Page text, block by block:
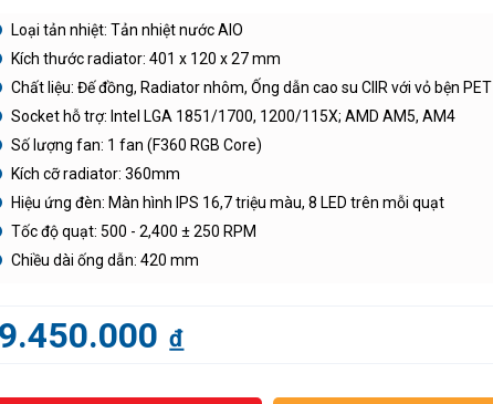
Loại tản nhiệt: Tản nhiệt nước AIO
Kích thước radiator: 401 x 120 x 27 mm
Chất liệu: Đế đồng, Radiator nhôm, Ống dẫn cao su CIIR với vỏ bện PET
Socket hỗ trợ: Intel LGA 1851/1700, 1200/115X; AMD AM5, AM4
Số lượng fan: 1 fan (F360 RGB Core)
Kích cỡ radiator: 360mm
Hiệu ứng đèn: Màn hình IPS 16,7 triệu màu, 8 LED trên mỗi quạt
Tốc độ quạt: 500 - 2,400 ± 250 RPM
Chiều dài ống dẫn: 420 mm
đ